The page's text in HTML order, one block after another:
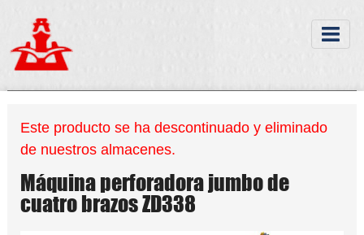
Este producto se ha descontinuado y eliminado
de nuestros almacenes.
Máquina perforadora jumbo de
cuatro brazos ZD338